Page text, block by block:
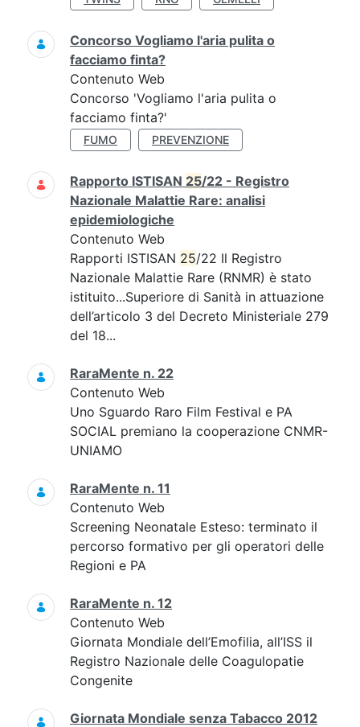
Concorso Vogliamo l'aria pulita o
facciamo finta?
Contenuto Web
Concorso 'Vogliamo l'aria pulita o
facciamo finta?'
FUMO PREVENZIONE
Rapporto ISTISAN 25/22 - Registro
Nazionale Malattie Rare: analisi
epidemiologiche
Contenuto Web
Rapporti ISTISAN 25/22 Il Registro
Nazionale Malattie Rare (RNMR) è stato
istituito...Superiore di Sanità in attuazione
dell’articolo 3 del Decreto Ministeriale 279
del 18...
RaraMente n. 22
Contenuto Web
Uno Sguardo Raro Film Festival e PA
SOCIAL premiano la cooperazione CNMR-
UNIAMO
RaraMente n. 11
Contenuto Web
Screening Neonatale Esteso: terminato il
percorso formativo per gli operatori delle
Regioni e PA
RaraMente n. 12
Contenuto Web
Giornata Mondiale dell’Emofilia, all’ISS il
Registro Nazionale delle Coagulopatie
Congenite
Giornata Mondiale senza Tabacco 2012